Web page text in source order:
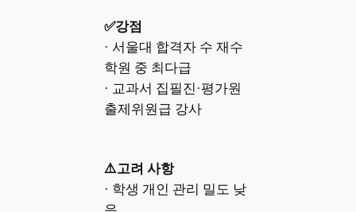
✅강점
· 서울대 합격자 수 재수
학원 중 최다급
· 교과서 집필진·평가원
출제위원급 강사
⚠️고려 사항
· 학생 개인 관리 밀도 낮